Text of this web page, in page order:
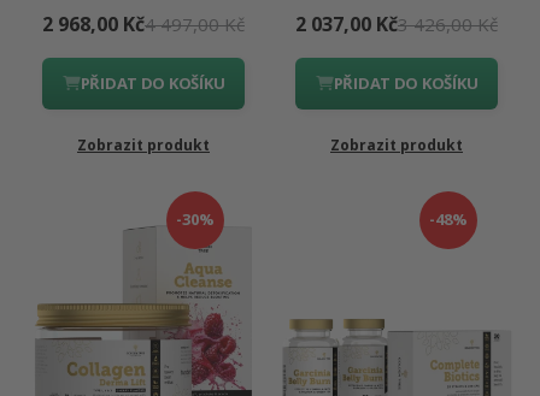
2 968,00 Kč4 497,00 Kč
PŘIDAT DO KOŠÍKU
Zobrazit produkt
2 037,00 Kč3 426,00 Kč
PŘIDAT DO KOŠÍKU
Zobrazit produkt
-30% -48%